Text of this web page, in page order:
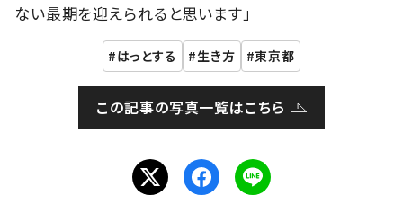
ない最期を迎えられると思います」
はっとする 生き方 東京都
この記事の写真一覧はこちら